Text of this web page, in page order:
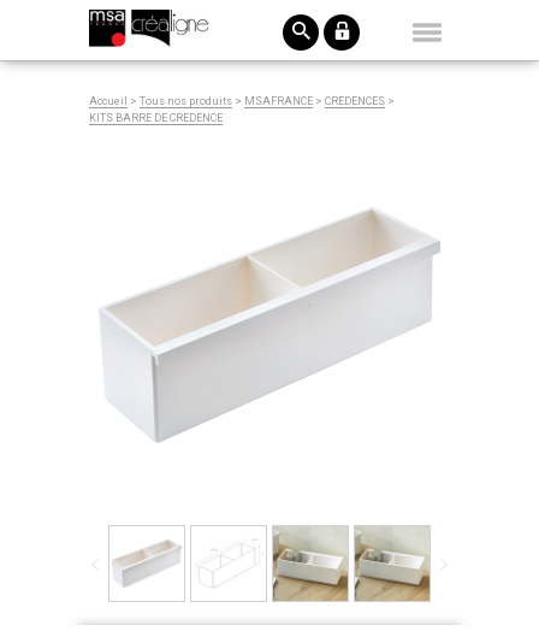
Accueil > Tous nos produits > MSAFRANCE > CREDENCES >
KITS BARRE DE CREDENCE